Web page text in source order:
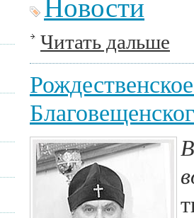
Новости
Читать дальше